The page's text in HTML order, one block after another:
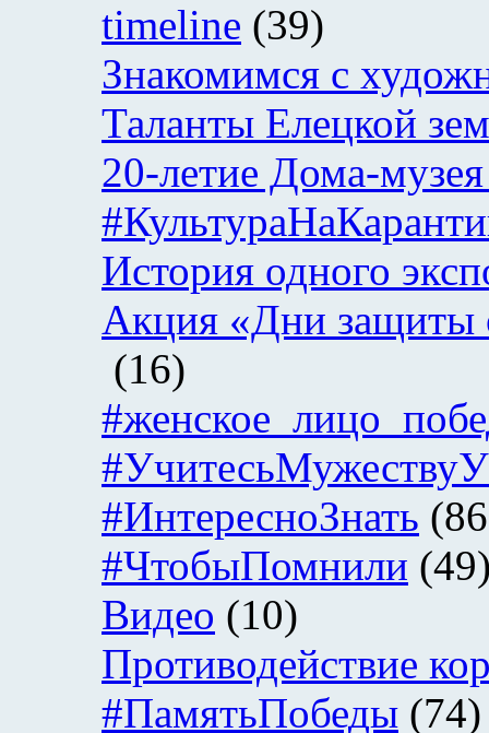
timeline (39)
Знакомимся с
Таланты Елецкой
20-летие Дома-
История одного
Акция «Дни защиты
(16)
#ИнтересноЗнать
#ЧтобыПомнили
Видео (10)
Противодействие
#ПамятьПобеды (74)